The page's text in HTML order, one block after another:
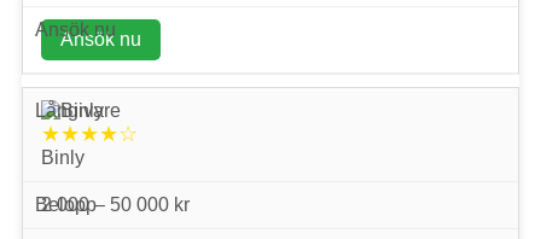
Ansök nu
★★★★☆
Binly
2 000 – 50 000 kr